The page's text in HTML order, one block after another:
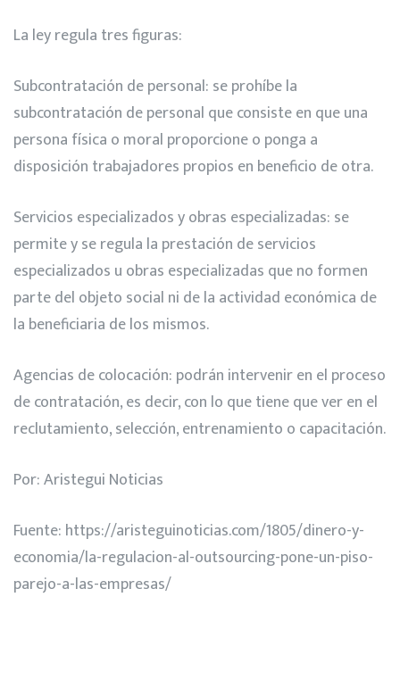
La ley regula tres figuras:
Subcontratación de personal: se prohíbe la
subcontratación de personal que consiste en que una
persona física o moral proporcione o ponga a
disposición trabajadores propios en beneficio de otra.
Servicios especializados y obras especializadas: se
permite y se regula la prestación de servicios
especializados u obras especializadas que no formen
parte del objeto social ni de la actividad económica de
la beneficiaria de los mismos.
Agencias de colocación: podrán intervenir en el proceso
de contratación, es decir, con lo que tiene que ver en el
reclutamiento, selección, entrenamiento o capacitación.
Por: Aristegui Noticias
Fuente: https://aristeguinoticias.com/1805/dinero-y-
economia/la-regulacion-al-outsourcing-pone-un-piso-
parejo-a-las-empresas/